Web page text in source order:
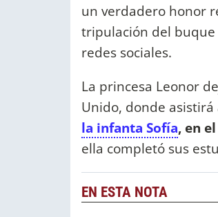
un verdadero honor
tripulación del buque
redes sociales.
La princesa Leonor
Unido, donde
la infanta Sofía, en
ella completó sus
EN ESTA NOTA